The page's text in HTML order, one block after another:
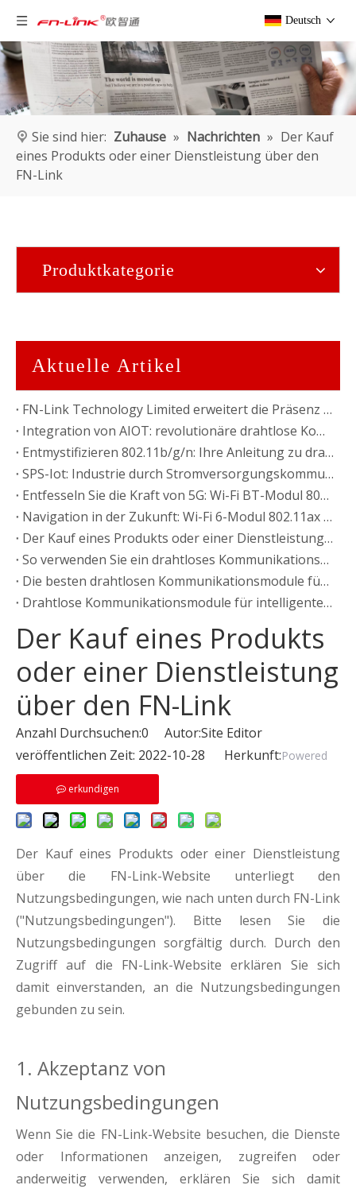
Deutsch
Sie sind hier: Zuhause » Nachrichten » Der Kauf
eines Produkts oder einer Dienstleistung über den
FN-Link
Produktkategorie
Aktuelle Artikel
FN-Link Technology Limited erweitert die Präsenz mit einer neuen Fabrik in Vietnam
Integration von AIOT: revolutionäre drahtlose Kommunikation revolutionieren
Entmystifizieren 802.11b/g/n: Ihre Anleitung zu drahtlosen Standards
SPS-Iot: Industrie durch Stromversorgungskommunikation transformieren
Entfesseln Sie die Kraft von 5G: Wi-Fi BT-Modul 802.11a/ac
Navigation in der Zukunft: Wi-Fi 6-Modul 802.11ax erklärt
Der Kauf eines Produkts oder einer Dienstleistung über den FN-Link
So verwenden Sie ein drahtloses Kommunikationsmodul, um VRAR -Erfahrungen zu verbessern
Die besten drahtlosen Kommunikationsmodule für große Veranstaltungsorte und Veranstaltungen
Drahtlose Kommunikationsmodule für intelligente Nutzung von Energie: Innovationen und Trends
Der Kauf eines Produkts
oder einer Dienstleistung
über den FN-Link
Anzahl Durchsuchen:0 Autor:Site Editor
veröffentlichen Zeit: 2022-10-28 Herkunft:Powered
erkundigen
Der Kauf eines Produkts oder einer Dienstleistung
über die FN-Link-Website unterliegt den
Nutzungsbedingungen, wie nach unten durch FN-Link
("Nutzungsbedingungen"). Bitte lesen Sie die
Nutzungsbedingungen sorgfältig durch. Durch den
Zugriff auf die FN-Link-Website erklären Sie sich
damit einverstanden, an die Nutzungsbedingungen
gebunden zu sein.
1. Akzeptanz von
Nutzungsbedingungen
Wenn Sie die FN-Link-Website besuchen, die Dienste
oder Informationen anzeigen, zugreifen oder
anderweitig verwenden, erklären Sie sich damit